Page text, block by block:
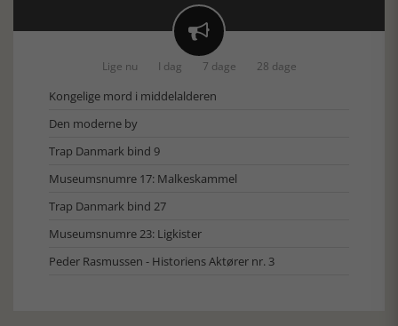

Lige nu I dag 7 dage 28 dage
Kongelige mord i middelalderen
Den moderne by
Trap Danmark bind 9
Museumsnumre 17: Malkeskammel
Trap Danmark bind 27
Museumsnumre 23: Ligkister
Peder Rasmussen - Historiens Aktører nr. 3